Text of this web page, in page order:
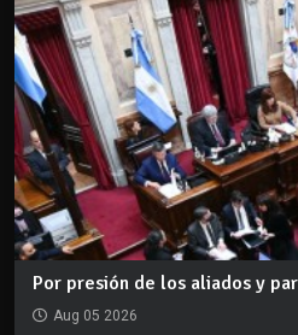
Por presión de los aliados y
Aug 05 2026